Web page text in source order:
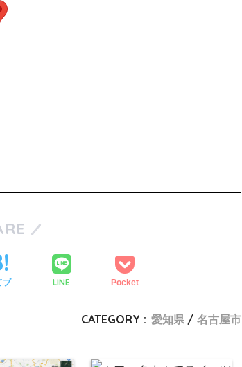
ブ LINE Pocket
CATEGORY : 愛知県 名古屋市